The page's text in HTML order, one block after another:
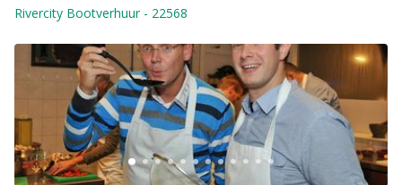
Rivercity Bootverhuur- 22568